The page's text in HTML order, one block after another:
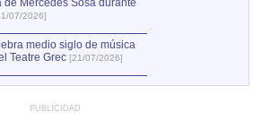
Mercedes Sosa durante
07/2026]
medio siglo de música
Teatre Grec [21/07/2026]
PUBLICIDAD